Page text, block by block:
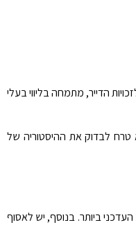
הדייר, מתמחה בליווי בעלי
טרח לבדוק את ההיסטוריה של
ביותר. בנוסף, יש לאסוף